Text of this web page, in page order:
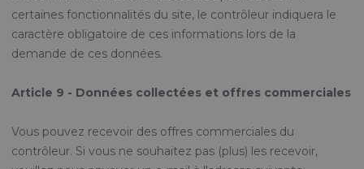
certaines fonctionnalités du site, le contrôleur indiquera le
caractère obligatoire de ces informations lors de la
demande de ces données.
Article 9 - Données collectées et offres commerciales
Vous pouvez recevoir des offres commerciales du
contrôleur. Si vous ne souhaitez pas (plus) les recevoir,